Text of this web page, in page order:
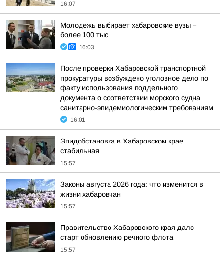
16:07
Молодежь выбирает хабаровские вузы –
более 100 тыс
16:03
После проверки Хабаровской транспортной
прокуратуры возбуждено уголовное дело по
факту использования поддельного
документа о соответствии морского судна
санитарно-эпидемиологическим требованиям
16:01
Эпидобстановка в Хабаровском крае
стабильная
15:57
Законы августа 2026 года: что изменится в
жизни хабаровчан
15:57
Правительство Хабаровского края дало
старт обновлению речного флота
15:57